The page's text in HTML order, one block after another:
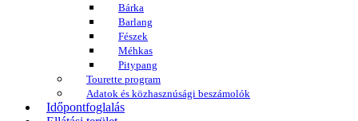
Bárka
Barlang
Fészek
Méhkas
Pitypang
Tourette program
Adatok és közhasznúsági beszámolók
Időpontfoglalás